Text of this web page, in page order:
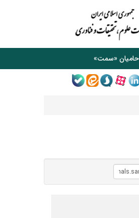
حامیان «سمت»